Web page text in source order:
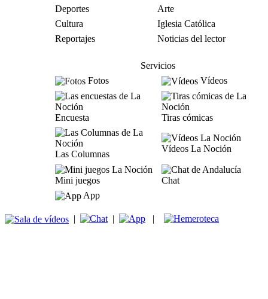
Deportes
Arte
Cultura
Iglesia Católica
Reportajes
Noticias del lector
Servicios
Fotos
Vídeos
Encuesta Tiras cómicas
Las Columnas
Vídeos La Noción
Mini juegos
Chat
App
| | |